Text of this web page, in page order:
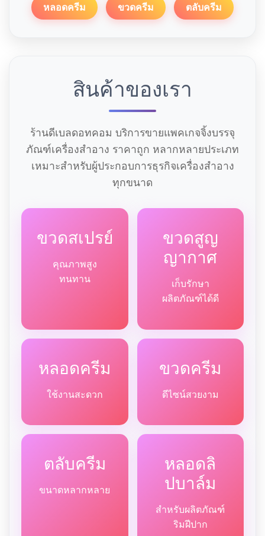
หลอดครีม ขวดครีม ตลับครีม
สินค้าของเรา
ร้านดีเบลดอทคอม บริการขายแพคเกจจิ้งบรรจุ
ภัณฑ์เครื่องสำอาง ราคาถูก หลากหลายประเภท
เหมาะสำหรับผู้ประกอบการธุรกิจเครื่องสำอาง
ทุกขนาด
ขวดสเปรย์
คุณภาพสูง
ทนทาน
ขวดสูญ
ญากาศ
เก็บรักษา
ผลิตภัณฑ์ได้ดี
หลอดครีม
ใช้งานสะดวก
ขวดครีม
ดีไซน์สวยงาม
ตลับครีม
ขนาดหลากหลาย
หลอดลิ
ปบาล์ม
สำหรับผลิตภัณฑ์
ริมฝีปาก